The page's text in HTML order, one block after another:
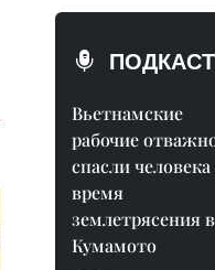
ПОДКАСТ
Вьетнамские
рабочие
спасли человека
время
землетрясения в
Кумамото